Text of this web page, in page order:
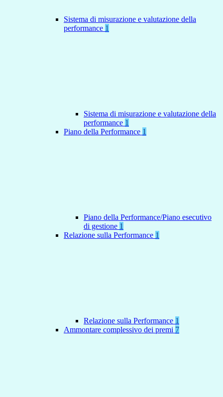
Sistema di misurazione e valutazione della
performance 1
Sistema di misurazione e valutazione della
performance 1
Piano della Performance 1
Piano della Performance/Piano esecutivo
di gestione 1
Relazione sulla Performance 1
Relazione sulla Performance 1
Ammontare complessivo dei premi 7